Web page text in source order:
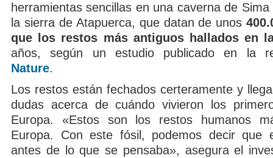
herramientas sencillas en una caverna de
la sierra de Atapuerca, que datan de unos
que los restos más antiguos hallados en
años, según un estudio publicado en la
Nature.
Los restos están fechados certeramente y
dudas acerca de cuándo vivieron los
Europa. «Estos son los restos humanos
Europa. Con este fósil, podemos decir que
antes de lo que se pensaba», asegura el